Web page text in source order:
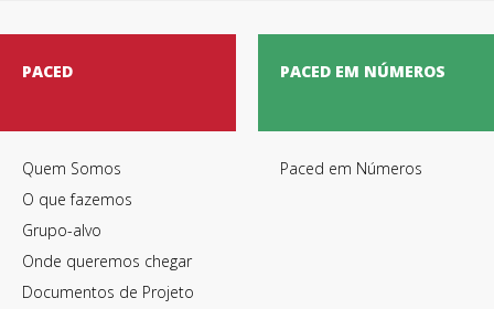
PACED
Quem Somos
O que fazemos
Grupo-alvo
Onde queremos chegar
Documentos de Projeto
PACED EM NÚMEROS
Paced em Números